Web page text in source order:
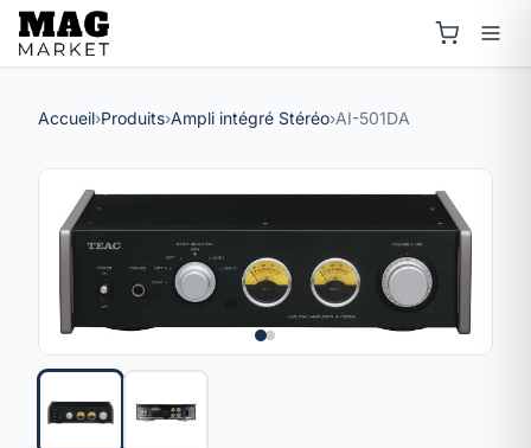
Accueil›Produits›Ampli intégré Stéréo›AI-501DA